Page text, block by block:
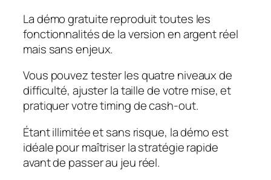
La démo gratuite reproduit toutes les
fonctionnalités de la version en argent réel
mais sans enjeux.
Vous pouvez tester les quatre niveaux de
difficulté, ajuster la taille de votre mise, et
pratiquer votre timing de cash‑out.
Étant illimitée et sans risque, la démo est
idéale pour maîtriser la stratégie rapide
avant de passer au jeu réel.